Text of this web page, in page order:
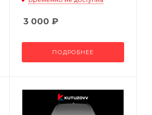
3 000 ₽
ПОДРОБНЕЕ